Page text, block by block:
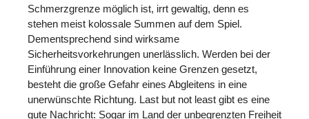
Schmerzgrenze möglich ist, irrt gewaltig, denn es
stehen meist kolossale Summen auf dem Spiel.
Dementsprechend sind wirksame
Sicherheitsvorkehrungen unerlässlich. Werden bei der
Einführung einer Innovation keine Grenzen gesetzt,
besteht die große Gefahr eines Abgleitens in eine
unerwünschte Richtung. Last but not least gibt es eine
gute Nachricht: Sogar im Land der unbegrenzten Freiheit